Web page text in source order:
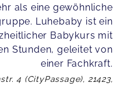
als eine gewöhnliche
Luhebaby ist ein
Babykurs mit
Stunden, geleitet von
einer Fachkraft.
4 (CityPassage), 21423,